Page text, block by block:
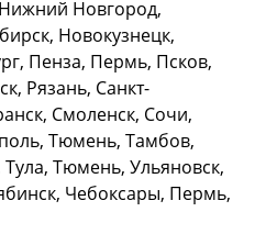
Новгород,
Новокузнецк,
Пенза, Пермь, Псков,
Рязань, Санкт-
Смоленск, Сочи,
Тюмень, Тамбов,
Тула, Тюмень, Ульяновск,
Чебоксары, Пермь,